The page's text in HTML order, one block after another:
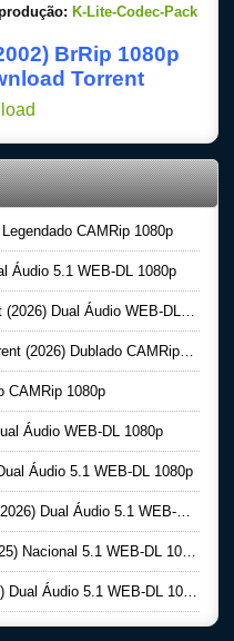
K-Lite-Codec-Pack
BrRip 1080p
Torrent
CAMRip 1080p
Áudio 5.1 WEB-DL 1080p
Dual Áudio WEB-DL 1080p
Dublado CAMRip 1080p
CAMRip 1080p
Áudio WEB-DL 1080p
Áudio 5.1 WEB-DL 1080p
Áudio 5.1 WEB-DL 1080p
Nacional 5.1 WEB-DL 1080p
Áudio 5.1 WEB-DL 1080p